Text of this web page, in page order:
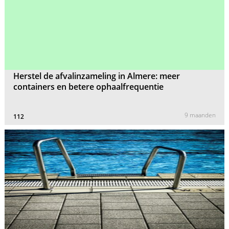
Herstel de afvalinzameling in Almere: meer
containers en betere ophaalfrequentie
112 9 maanden